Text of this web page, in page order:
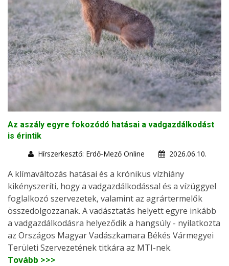
Az aszály egyre fokozódó hatásai a vadgazdálkodást
is érintik
Hírszerkesztő: Erdő-Mező Online
2026.06.10.
A klímaváltozás hatásai és a krónikus vízhiány
kikényszeríti, hogy a vadgazdálkodással és a vízüggyel
foglalkozó szervezetek, valamint az agrártermelők
összedolgozzanak. A vadásztatás helyett egyre inkább
a vadgazdálkodásra helyeződik a hangsúly - nyilatkozta
az Országos Magyar Vadászkamara Békés Vármegyei
Területi Szervezetének titkára az MTI-nek.
Tovább >>>